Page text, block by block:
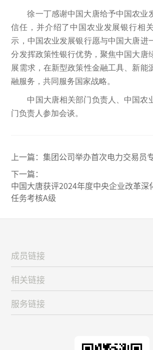
徐一丁感谢中国大唐给予中国农业
信任，并介绍了中国农业发展银行相
示，中国农业发展银行愿与中国大唐进
分发挥政策性银行优势，聚焦中国大唐
展需求，在新型政策性金融工具、新能
融服务，共同服务国家战略。
中国大唐相关部门负责人、中国农
门负责人参加会谈。
上一篇：集团公司举办首次电力交易员
下一篇：
中国大唐获评2024年度中央企业改革深
任务考核A级
成员链接
相关链接
服务链接